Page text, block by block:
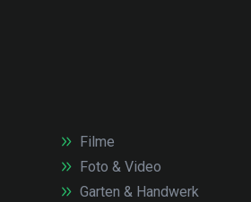
Filme
Foto & Video
Garten & Handwerk